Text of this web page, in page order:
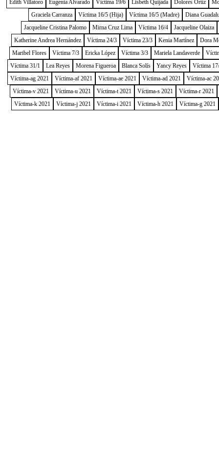
Edith Villatoro
Eugenia Alvarado Víctima 19/6 Lisbeth Quijada Dolores Ortíz
Graciela Carranza
Víctima 16/5 (Hija) Víctima 16/5 (Madre)
Diana
Jacqueline Cristina Palomo
Mirna Cruz Lima Víctima 16/4
Jacqueline Olaiza
Katherine Andrea Hernández
Víctima 24/3 Víctima 23/3 Kenia Martínez
Dora
Maribel Flores
Víctima 7/3 Ericka López Víctima 3/3 Mariela Landaverde
Víctima 31/1
Lea Reyes Morena Figueroa Blanca Solís Yancy Reyes
Víctima
Víctima-ag 2021
Víctima-af 2021 Víctima-ae 2021 Víctima-ad 2021
Víctima-ac
Víctima-v 2021
Víctima-u 2021 Víctima-t 2021 Víctima-s 2021
Víctima-r 2021
Víctima-k 2021
Víctima-j 2021 Víctima-i 2021 Víctima-h 2021 Víctima-g 2021